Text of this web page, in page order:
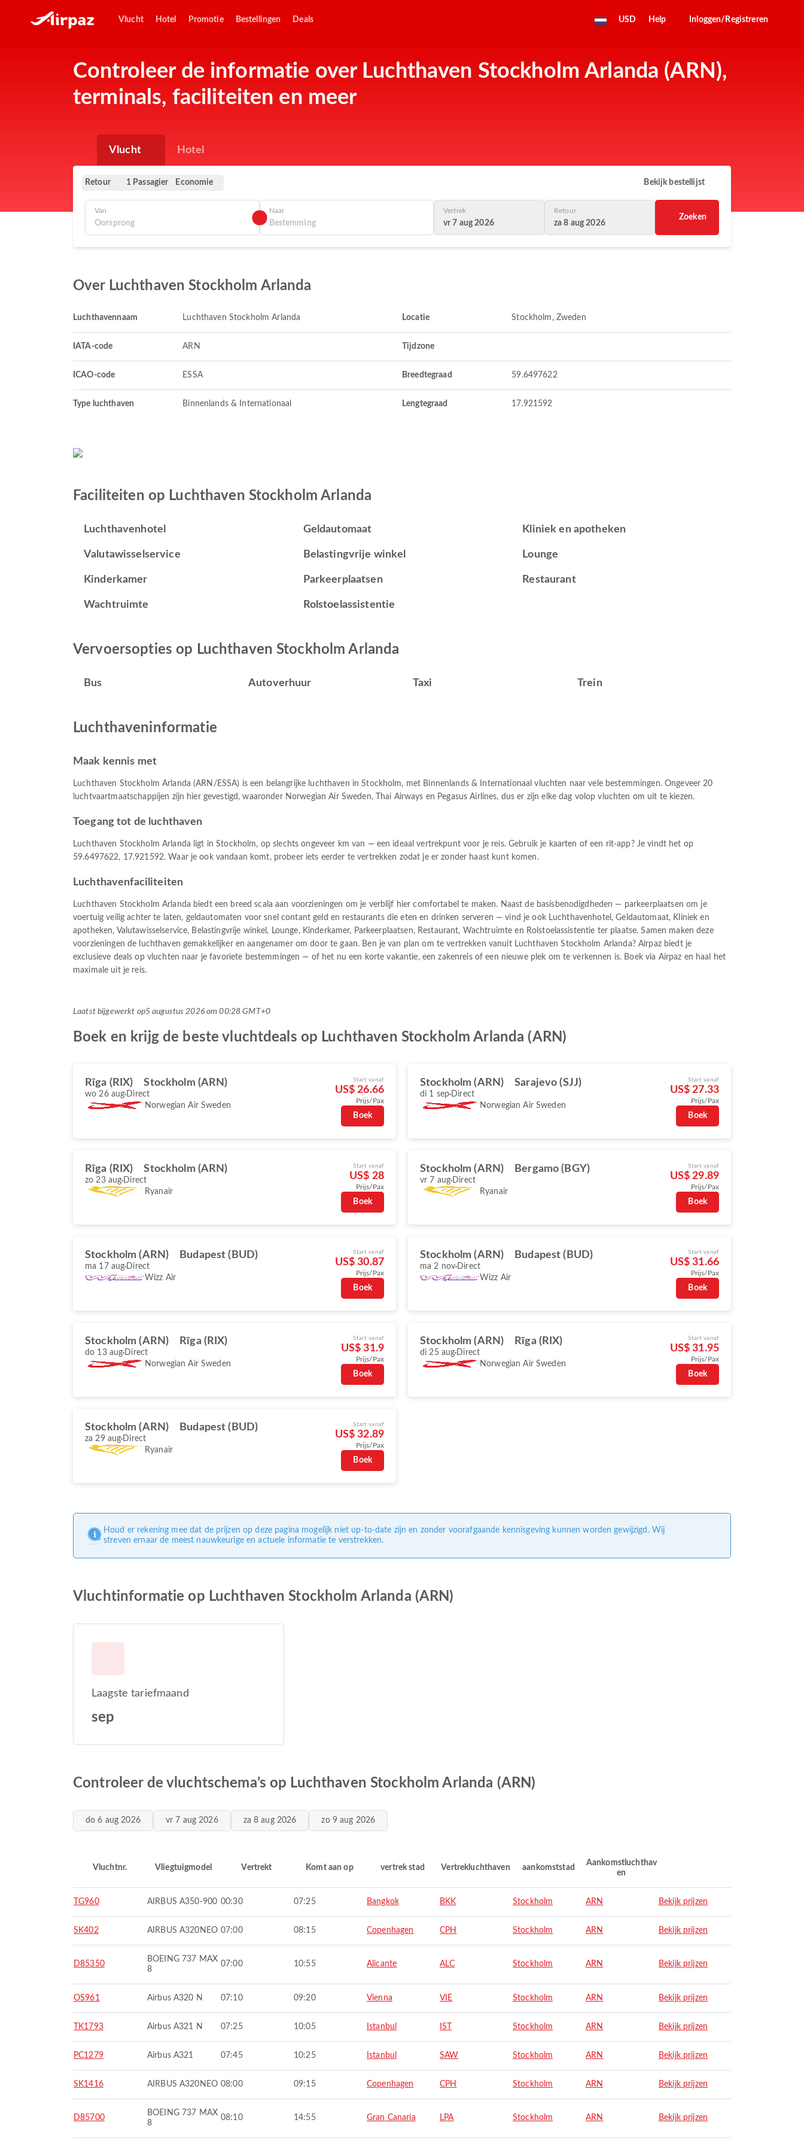
Vlucht Hotel Promotie Bestellingen Deals USD Help Inloggen/Registreren
Controleer de informatie over Luchthaven Stockholm Arlanda (ARN),
terminals, faciliteiten en meer
Vlucht Hotel
Retour 1 Passagier Economie Bekijk bestellijst
Van Naar Vertrek
vr 7 aug 2026
Retour
za 8 aug 2026
Zoeken
Over Luchthaven Stockholm Arlanda
Luchthavennaam Luchthaven Stockholm Arlanda
IATA-code ARN
ICAO-code ESSA
Type luchthaven Binnenlands & Internationaal
Locatie Stockholm, Zweden
Tijdzone
Breedtegraad 59.6497622
Lengtegraad 17.921592
Faciliteiten op Luchthaven Stockholm Arlanda
Luchthavenhotel Geldautomaat Kliniek en apotheken
Valutawisselservice Belastingvrije winkel Lounge
Kinderkamer Parkeerplaatsen Restaurant
Wachtruimte Rolstoelassistentie
Vervoersopties op Luchthaven Stockholm Arlanda
Bus Autoverhuur Taxi Trein
Luchthaveninformatie
Maak kennis met
Luchthaven Stockholm Arlanda (ARN/ESSA) is een belangrijke luchthaven in Stockholm, met Binnenlands & Internationaal vluchten naar vele bestemmingen. Ongeveer 20
luchtvaartmaatschappijen zijn hier gevestigd, waaronder Norwegian Air Sweden, Thai Airways en Pegasus Airlines, dus er zijn elke dag volop vluchten om uit te kiezen.
Toegang tot de luchthaven
Luchthaven Stockholm Arlanda ligt in Stockholm, op slechts ongeveer km van — een ideaal vertrekpunt voor je reis. Gebruik je kaarten of een rit-app? Je vindt het op
59.6497622, 17.921592. Waar je ook vandaan komt, probeer iets eerder te vertrekken zodat je er zonder haast kunt komen.
Luchthavenfaciliteiten
Luchthaven Stockholm Arlanda biedt een breed scala aan voorzieningen om je verblijf hier comfortabel te maken. Naast de basisbenodigdheden — parkeerplaatsen om je
voertuig veilig achter te laten, geldautomaten voor snel contant geld en restaurants die eten en drinken serveren — vind je ook Luchthavenhotel, Geldautomaat, Kliniek en
apotheken, Valutawisselservice, Belastingvrije winkel, Lounge, Kinderkamer, Parkeerplaatsen, Restaurant, Wachtruimte en Rolstoelassistentie ter plaatse. Samen maken deze
voorzieningen de luchthaven gemakkelijker en aangenamer om door te gaan. Ben je van plan om te vertrekken vanuit Luchthaven Stockholm Arlanda? Airpaz biedt je
exclusieve deals op vluchten naar je favoriete bestemmingen — of het nu een korte vakantie, een zakenreis of een nieuwe plek om te verkennen is. Boek via Airpaz en haal het
maximale uit je reis.
Laatst bijgewerkt op5 augustus 2026 om 00:28 GMT+0
Boek en krijg de beste vluchtdeals op Luchthaven Stockholm Arlanda (ARN)
Rīga (RIX) Stockholm (ARN)
wo 26 aug Direct
Norwegian Air Sweden
Start vanaf
US$ 26.66
Prijs/Pax
Boek
Stockholm (ARN) Sarajevo (SJJ)
di 1 sep Direct
Norwegian Air Sweden
Start vanaf
US$ 27.33
Prijs/Pax
Boek
Rīga (RIX) Stockholm (ARN)
zo 23 aug Direct
Ryanair
Start vanaf
US$ 28
Prijs/Pax
Boek
Stockholm (ARN) Bergamo (BGY)
vr 7 aug Direct
Ryanair
Start vanaf
US$ 29.89
Prijs/Pax
Boek
Stockholm (ARN) Budapest (BUD)
ma 17 aug Direct
Wizz Air
Start vanaf
US$ 30.87
Prijs/Pax
Boek
Stockholm (ARN) Budapest (BUD)
ma 2 nov Direct
Wizz Air
Start vanaf
US$ 31.66
Prijs/Pax
Boek
Stockholm (ARN) Rīga (RIX)
do 13 aug Direct
Norwegian Air Sweden
Start vanaf
US$ 31.9
Prijs/Pax
Boek
Stockholm (ARN) Rīga (RIX)
di 25 aug Direct
Norwegian Air Sweden
Start vanaf
US$ 31.95
Prijs/Pax
Boek
Stockholm (ARN) Budapest (BUD)
za 29 aug Direct
Ryanair
Start vanaf
US$ 32.89
Prijs/Pax
Boek
Houd er rekening mee dat de prijzen op deze pagina mogelijk niet up-to-date zijn en zonder voorafgaande kennisgeving kunnen worden gewijzigd. Wij
streven ernaar de meest nauwkeurige en actuele informatie te verstrekken.
Vluchtinformatie op Luchthaven Stockholm Arlanda (ARN)
Laagste tariefmaand
sep
Controleer de vluchtschema’s op Luchthaven Stockholm Arlanda (ARN)
do 6 aug 2026 vr 7 aug 2026 za 8 aug 2026 zo 9 aug 2026
Vluchtnr. Vliegtuigmodel Vertrekt Komt aan op vertrek stad Vertrekluchthaven aankomststad
Aankomstluchthav
en
TG960 AIRBUS A350-900 00:30 07:25 Bangkok BKK Stockholm ARN Bekijk prijzen
SK402 AIRBUS A320NEO 07:00 08:15 Copenhagen CPH Stockholm ARN Bekijk prijzen
D85350
BOEING 737 MAX
8
07:00 10:55 Alicante ALC Stockholm ARN Bekijk prijzen
OS961 Airbus A320 N 07:10 09:20 Vienna VIE Stockholm ARN Bekijk prijzen
TK1793 Airbus A321 N 07:25 10:05 Istanbul IST Stockholm ARN Bekijk prijzen
PC1279 Airbus A321 07:45 10:25 Istanbul SAW Stockholm ARN Bekijk prijzen
SK1416 AIRBUS A320NEO 08:00 09:15 Copenhagen CPH Stockholm ARN Bekijk prijzen
D85700
BOEING 737 MAX
8
08:10 14:55 Gran Canaria LPA Stockholm ARN Bekijk prijzen